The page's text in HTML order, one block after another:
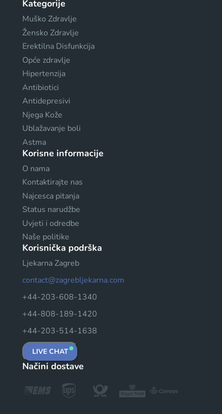
Kategorije
Muško Zdravlje
Žensko Zdravlje
Erektilna Disfunkcija
Opće zdravlje
Hipertenzija
Antibiotici
Antidepresivi
Njega Kože
Ublažavanje boli
Astma
Korisne informacije
O nama
Kontaktirajte nas
Najcesca pitanja
Status narudžbe
Uvjeti i odredbe
Naše politike
Korisnička podrška
Ljekarna Zagreb
contact@zagrebljekarna.com
+44-203-608-1340
+44-808-189-1420
+44-203-514-1638
LIVE CHAT
Načini dostave